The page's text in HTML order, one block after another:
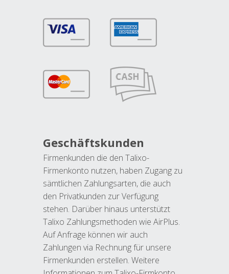
Geschäftskunden
Firmenkunden die den Talixo-
Firmenkonto nutzen, haben Zugang zu
sämtlichen Zahlungsarten, die auch
den Privatkunden zur Verfügung
stehen. Darüber hinaus unterstützt
Talixo Zahlungsmethoden wie AirPlus.
Auf Anfrage können wir auch
Zahlungen via Rechnung für unsere
Firmenkunden erstellen. Weitere